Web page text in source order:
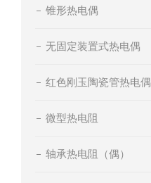
锥形热电偶
无固定装置式热电偶
红色刚玉陶瓷管热电偶
微型热电阻
轴承热电阻（偶）